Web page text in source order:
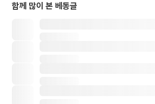
함께 많이 본 베동글